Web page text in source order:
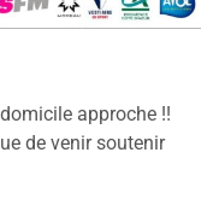
approche !!
de venir soutenir